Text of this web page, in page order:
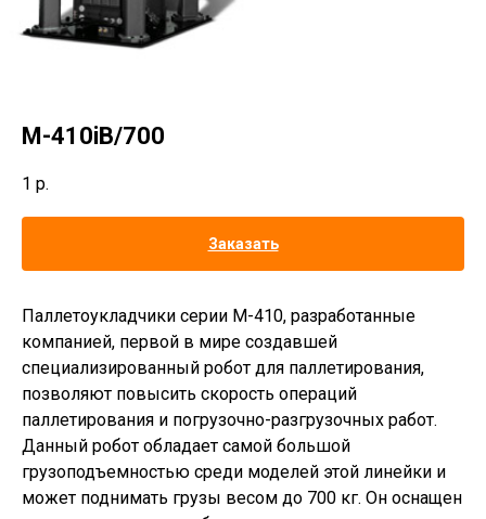
M-410iB/700
1 р.
Заказать
Паллетоукладчики серии M-410, разработанные
компанией, первой в мире создавшей
специализированный робот для паллетирования,
позволяют повысить скорость операций
паллетирования и погрузочно-разгрузочных работ.
Данный робот обладает самой большой
грузоподъемностью среди моделей этой линейки и
может поднимать грузы весом до 700 кг. Он оснащен